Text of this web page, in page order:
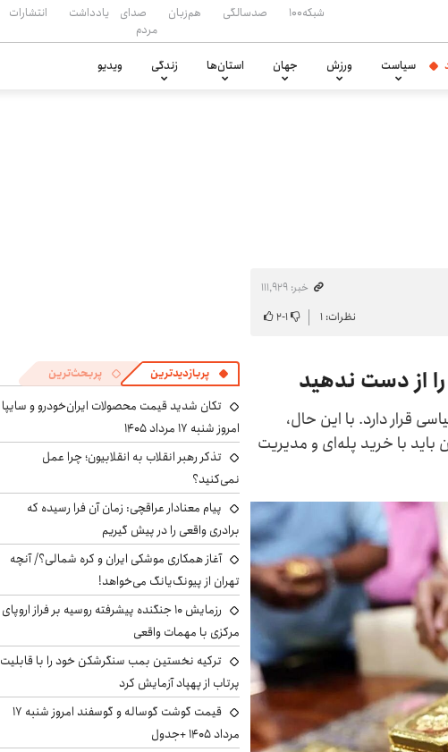
شبکه۱۰۰ صدسالگی هم‌زبان
صدای
مردم
یادداشت انتشارات
سیاست ورزش جهان استان‌ها زندگی ویدیو
خبر: ۱۱۱٬۹۲۹
نظرات: ۱ ۱-۲
از دست ندهید
قرار دارد. با این حال،
با خرید پله‌ای و مدیریت
پربازدیدترین پربحث‌ترین
تکان شدید قیمت محصولات ایران‌خودرو و سایپا
امروز شنبه ۱۷ مرداد ۱۴۰۵
تذکر رهبر انقلاب به انقلابیون؛ چرا عمل
نمی‌کنید؟
پیام معنادار عراقچی: زمان آن فرا رسیده که
برادری واقعی را در پیش گیریم
آغاز همکاری موشکی ایران و کره شمالی؟/ آنچه
تهران از پیونگ‌یانگ می‌خواهد!
رزمایش ۱۰ جنگنده پیشرفته روسیه بر فراز اروپای
مرکزی با مهمات واقعی
ترکیه نخستین بمب سنگرشکن خود را با قابلیت
پرتاب از پهپاد آزمایش کرد
قیمت گوشت گوساله و گوسفند امروز شنبه ۱۷
مرداد ۱۴۰۵ +جدول